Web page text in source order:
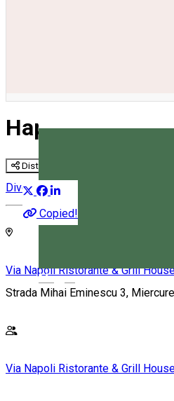
Magyar
Happy Women's
Distribuie
Copied!
Divertisment
Via Napoli Ristorante & Grill
Strada Mihai Eminescu 3,
Via Napoli Ristorante & Grill